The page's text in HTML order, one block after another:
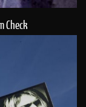
Check